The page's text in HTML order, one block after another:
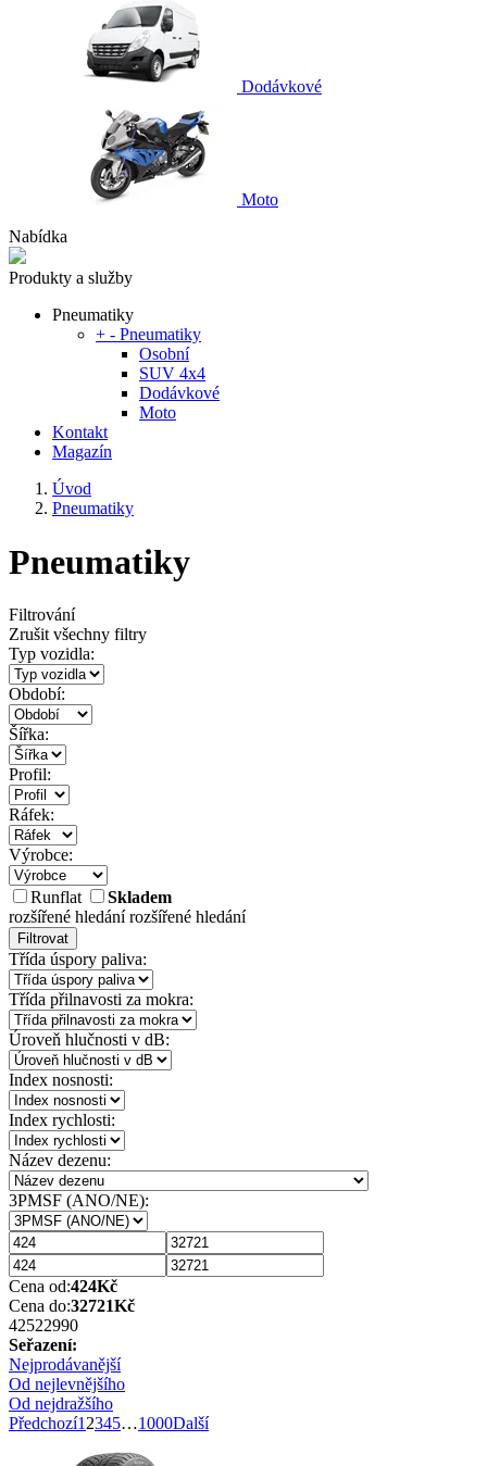
Dodávkové
Moto
Nabídka
Produkty a služby
Pneumatiky
+ - Pneumatiky
Osobní
SUV 4x4
Dodávkové
Moto
Kontakt
Magazín
Úvod
Pneumatiky
Pneumatiky
Filtrování
Zrušit všechny filtry
Typ vozidla:
Období:
Šířka:
Profil:
Ráfek:
Výrobce:
Runflat
Skladem
rozšířené hledánírozšířené hledání
Filtrovat
Třída úspory paliva:
Třída přilnavosti za mokra:
Úroveň hlučnosti v dB:
Index nosnosti:
Index rychlosti:
Název dezenu:
3PMSF (ANO/NE):
Cena od:424Kč
Cena do:32721Kč
42522990
Seřazení:
Nejprodávanější
Od nejlevnějšího
Od nejdražšího
Předchozí1 2345…1000Další